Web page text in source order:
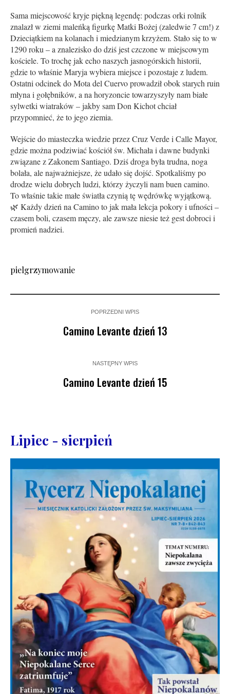
Sama miejscowość kryje piękną legendę: podczas orki rolnik
znalazł w ziemi maleńką figurkę Matki Bożej (zaledwie 7 cm!) z
Dzieciątkiem na kolanach i miedzianym krzyżem. Stało się to w
1290 roku – a znalezisko do dziś jest czczone w miejscowym
kościele. To trochę jak echo naszych jasnogórskich historii,
gdzie to właśnie Maryja wybiera miejsce i pozostaje z ludem.
Ostatni odcinek do Mota del Cuervo prowadził obok starych ruin
młyna i gołębników, a na horyzoncie towarzyszyły nam białe
sylwetki wiatraków – jakby sam Don Kichot chciał
przypomnieć, że to jego ziemia.
Wejście do miasteczka wiedzie przez Cruz Verde i Calle Mayor,
gdzie można podziwiać kościół św. Michała i dawne budynki
związane z Zakonem Santiago. Dziś droga była trudna, noga
bolała, ale najważniejsze, że udało się dojść. Spotkaliśmy po
drodze wielu dobrych ludzi, którzy życzyli nam buen camino.
To właśnie takie małe światła czynią tę wędrówkę wyjątkową.
🌿 Każdy dzień na Camino to jak mała lekcja pokory i ufności –
czasem boli, czasem męczy, ale zawsze niesie też gest dobroci i
promień nadziei.
pielgrzymowanie
POPRZEDNI WPIS
Camino Levante dzień 13
NASTĘPNY WPIS
Camino Levante dzień 15
Lipiec - sierpień